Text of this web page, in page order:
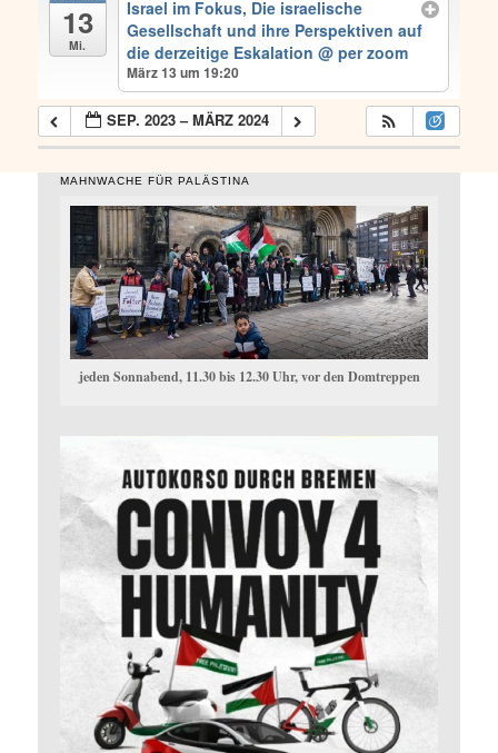
13
Mi.
Israel im Fokus, Die israelische
Gesellschaft und ihre Perspektiven auf
die derzeitige Eskalation@ per zoom
März 13 um 19:20
SEP. 2023 – MÄRZ 2024
MAHNWACHE FÜR PALÄSTINA
jeden Sonnabend, 11.30 bis 12.30 Uhr, vor den Domtreppen